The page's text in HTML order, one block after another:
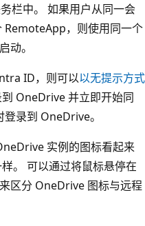
栏中。 如果用户从同一会
RemoteApp，则使用同一个
动。
ID，则可以以无提示方式
OneDrive 并立即开始同
录到 OneDrive。
实例的图标看起来
。 可以通过将鼠标悬停在
区分 OneDrive 图标与远程